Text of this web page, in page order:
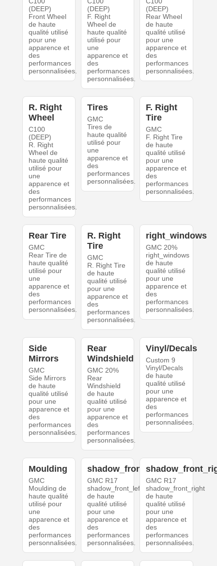
(DEEP)
Front Wheel
de haute
qualité utilisé
pour une
apparence et
des
performances
personnalisées.
(DEEP)
F. Right
Wheel de
haute qualité
utilisé pour
une
apparence et
des
performances
personnalisées.
(DEEP)
Rear Wheel
de haute
qualité utilisé
pour une
apparence et
des
performances
personnalisées.
R. Right
Wheel
C100
(DEEP)
R. Right
Wheel de
haute qualité
utilisé pour
une
apparence et
des
performances
personnalisées.
Tires
GMC
Tires de
haute qualité
utilisé pour
une
apparence et
des
performances
personnalisées.
F. Right
Tire
GMC
F. Right Tire
de haute
qualité utilisé
pour une
apparence et
des
performances
personnalisées.
Rear Tire
GMC
Rear Tire de
haute qualité
utilisé pour
une
apparence et
des
performances
personnalisées.
R. Right
Tire
GMC
R. Right Tire
de haute
qualité utilisé
pour une
apparence et
des
performances
personnalisées.
right_windows
GMC 20%
right_windows
de haute
qualité utilisé
pour une
apparence et
des
performances
personnalisées.
Side
Mirrors
GMC
Side Mirrors
de haute
qualité utilisé
pour une
apparence et
des
performances
personnalisées.
Rear
Windshield
GMC 20%
Rear
Windshield
de haute
qualité utilisé
pour une
apparence et
des
performances
personnalisées.
Vinyl/Decals
Custom 9
Vinyl/Decals
de haute
qualité utilisé
pour une
apparence et
des
performances
personnalisées.
Moulding
GMC
Moulding de
haute qualité
utilisé pour
une
apparence et
des
performances
personnalisées.
shadow_front_left
GMC R17
shadow_front_left
de haute
qualité utilisé
pour une
apparence et
des
performances
personnalisées.
GMC R17
shadow_front_right
de haute
qualité utilisé
pour une
apparence et
des
performances
personnalisées.